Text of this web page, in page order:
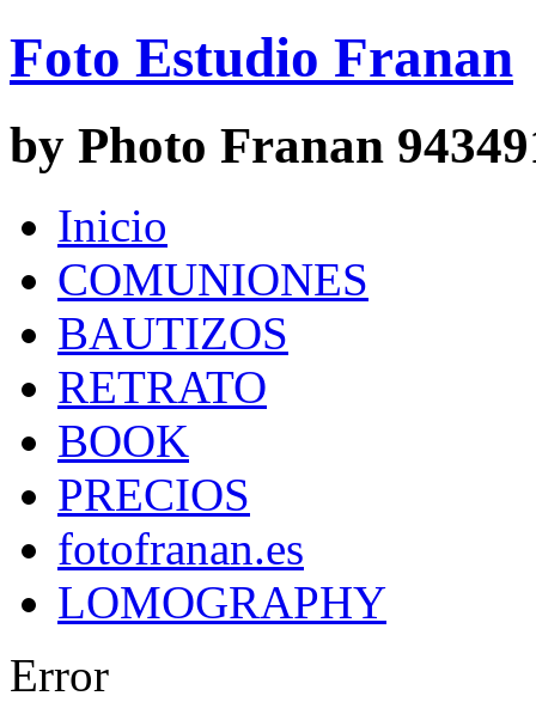
Foto Estudio Franan
by Photo Franan
Inicio
COMUNIONES
BAUTIZOS
RETRATO
BOOK
PRECIOS
fotofranan.es
LOMOGRAPHY
Error